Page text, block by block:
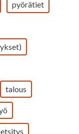
pyörätiet
talous